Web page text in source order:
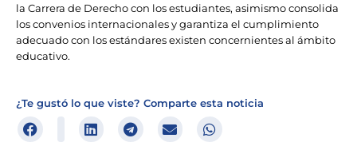
la Carrera de Derecho con los estudiantes, asimismo consolida
los convenios internacionales y garantiza el cumplimiento
adecuado con los estándares existen concernientes al ámbito
educativo.
¿Te gustó lo que viste? Comparte esta noticia